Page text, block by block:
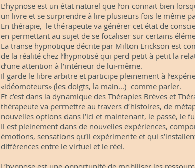
L’hypnose est un état naturel que l’on connait bien
un livre et se surprendre à lire plusieurs fois le même
En thérapie, le thérapeute va générer cet état de
en permettant au sujet de se focaliser sur certains
La transe hypnotique décrite par Milton Erickson est
de la réalité chez l’hypnotisé qui perd petit à petit la
d’une attention à l’intérieur de lui-même.
Il garde le libre arbitre et participe pleinement à
«idéomoteurs» (les doigts, la main...) comme parler.
Et c’est dans la dynamique des Thérapies Brèves et
thérapeute va permettre au travers d’histoires, de
nouvelles options dans l’ici et maintenant, le passé, le
Il est pleinement dans de nouvelles expériences,
émotions, sensations qu’il expérimente et qui
différences entre le virtuel et le réel.